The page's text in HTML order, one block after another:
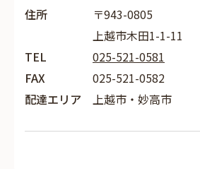
住所
〒943-0805
上越市木田1-1-11
TEL
025-521-0581
FAX
025-521-0582
配達エリア
上越市・妙高市